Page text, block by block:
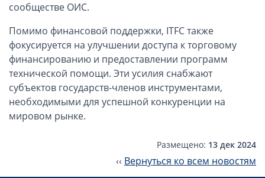
Оффшорные компании
Оффшоры в Белизе
Оффшоры на БВО (BVI)
Оффшоры на Маршалловых Островах
Оффшоры в Панаме
Финансовая отчетность
Ликвидация зарубежных компаний
сообществе ОИС.
Помимо финансовой поддержки, ITFC также
фокусируется на улучшении доступа к торговому
финансированию и предоставлении программ
технической помощи. Эти усилия снабжают
субъектов государств-членов инструментами,
необходимыми для успешной конкуренции на
мировом рынке.
Размещено: 13 дек 2024
‹‹ Вернуться ко всем новостям